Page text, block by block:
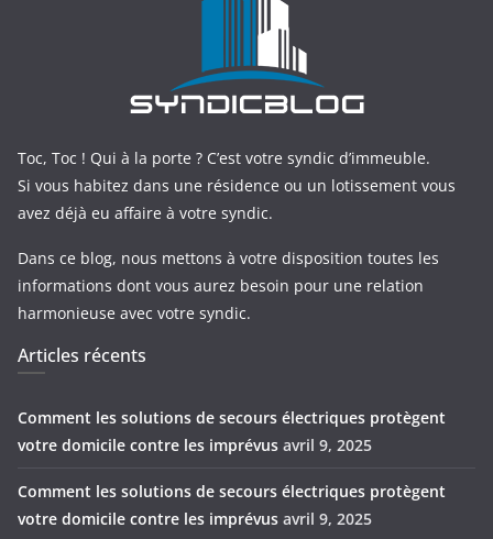
Toc, Toc ! Qui à la porte ? C’est votre syndic d’immeuble.
Si vous habitez dans une résidence ou un lotissement vous
avez déjà eu affaire à votre syndic.
Dans ce blog, nous mettons à votre disposition toutes les
informations dont vous aurez besoin pour une relation
harmonieuse avec votre syndic.
Articles récents
Comment les solutions de secours électriques protègent
votre domicile contre les imprévus avril 9, 2025
Comment les solutions de secours électriques protègent
votre domicile contre les imprévus avril 9, 2025